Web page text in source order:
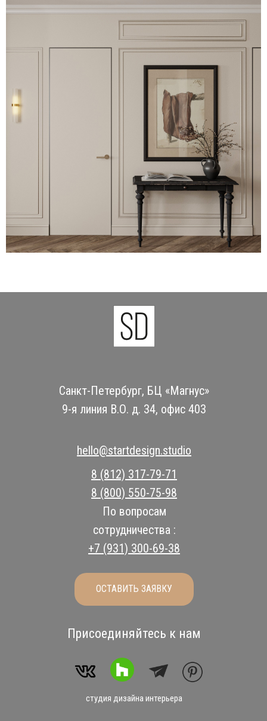
Санкт-Петербург, БЦ «Магнус»
9-я линия В.О. д. 34, офис 403
8 (812) 317-79-71
8 (800) 550-75-98
По вопросам
сотрудничества :
+7 (931) 300-69-38
hello@startdesign.studio
Присоединяйтесь к нам
студия дизайна интерьера
ОСТАВИТЬ ЗАЯВКУ